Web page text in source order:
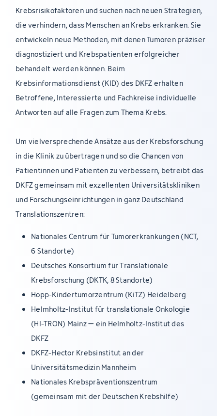
Krebsrisikofaktoren und suchen nach neuen Strategien,
die verhindern, dass Menschen an Krebs erkranken. Sie
entwickeln neue Methoden, mit denen Tumoren präziser
diagnostiziert und Krebspatienten erfolgreicher
behandelt werden können. Beim
Krebsinformationsdienst (KID) des DKFZ erhalten
Betroffene, Interessierte und Fachkreise individuelle
Antworten auf alle Fragen zum Thema Krebs.
Um vielversprechende Ansätze aus der Krebsforschung
in die Klinik zu übertragen und so die Chancen von
Patientinnen und Patienten zu verbessern, betreibt das
DKFZ gemeinsam mit exzellenten Universitätskliniken
und Forschungseinrichtungen in ganz Deutschland
Translationszentren:
Nationales Centrum für Tumorerkrankungen (NCT,
6 Standorte)
Deutsches Konsortium für Translationale
Krebsforschung (DKTK, 8 Standorte)
Hopp-Kindertumorzentrum (KiTZ) Heidelberg
Helmholtz-Institut für translationale Onkologie
(HI-TRON) Mainz – ein Helmholtz-Institut des
DKFZ
DKFZ-Hector Krebsinstitut an der
Universitätsmedizin Mannheim
Nationales Krebspräventionszentrum
(gemeinsam mit der Deutschen Krebshilfe)